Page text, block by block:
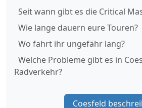
Seit wann gibt es die Critical
Wie lange dauern eure Touren?
Wo fahrt ihr ungefähr lang?
Welche Probleme gibt es in
Radverkehr?
Coesfeld